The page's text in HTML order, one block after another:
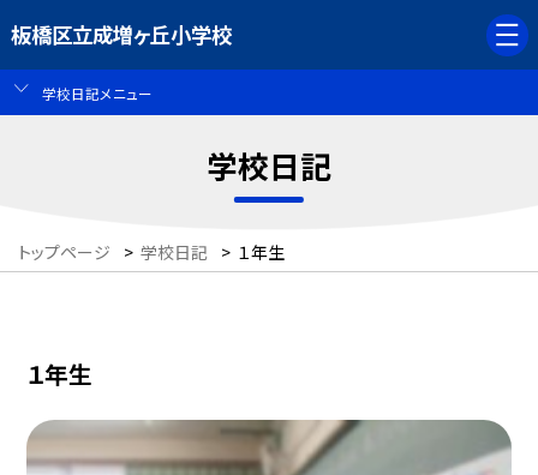
板橋区立成増ヶ丘小学校
学校日記メニュー
学校日記
トップページ > 学校日記 > １年生
１年生